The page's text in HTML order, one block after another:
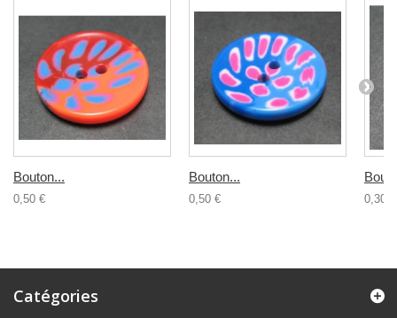
Bouton...
0,50 €
Bouton...
0,50 € 0,30 €
Catégories